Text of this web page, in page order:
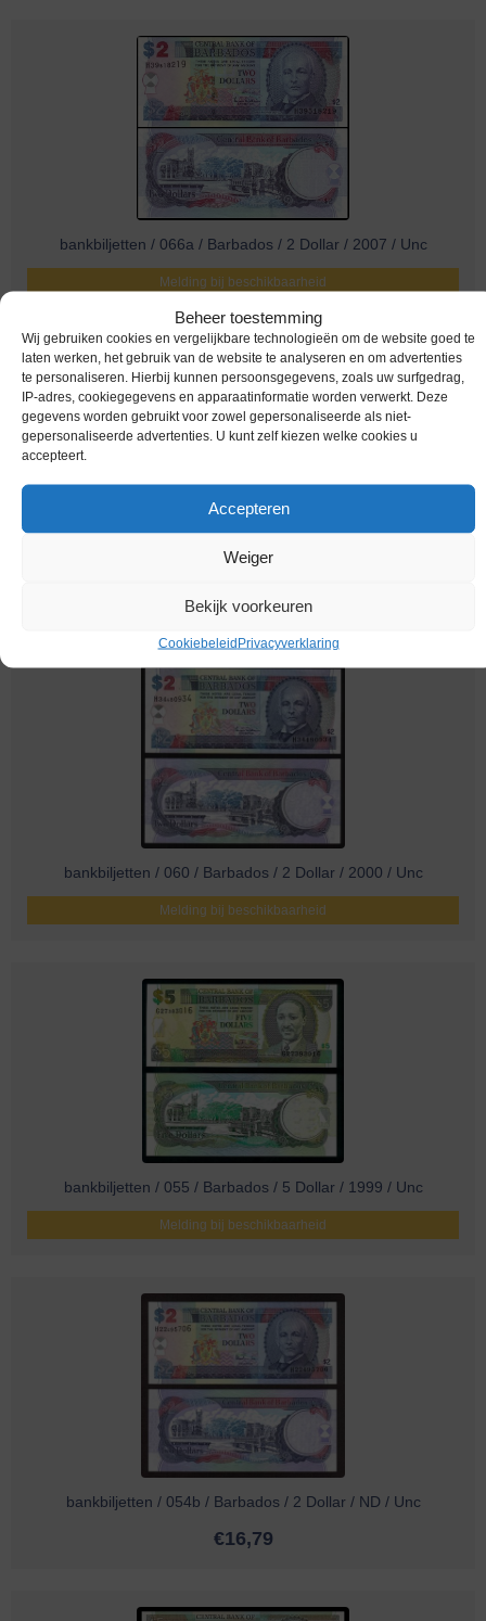
Beheer toestemming
Wij gebruiken cookies en vergelijkbare technologieën om de website goed te
laten werken, het gebruik van de website te analyseren en om advertenties
te personaliseren. Hierbij kunnen persoonsgegevens, zoals uw surfgedrag,
IP-adres, cookiegegevens en apparaatinformatie worden verwerkt. Deze
gegevens worden gebruikt voor zowel gepersonaliseerde als niet-
gepersonaliseerde advertenties. U kunt zelf kiezen welke cookies u
accepteert.
Accepteren
Weiger
Bekijk voorkeuren
CookiebeleidPrivacyverklaring
bankbiljetten / 066a / Barbados / 2 Dollar / 2007 / Unc
Melding bij beschikbaarheid
bankbiljetten / 062 / Barbados / 10 Dollar / ND / Unc
€ 13,98
bankbiljetten / 060 / Barbados / 2 Dollar / 2000 / Unc
Melding bij beschikbaarheid
bankbiljetten / 055 / Barbados / 5 Dollar / 1999 / Unc
Melding bij beschikbaarheid
bankbiljetten / 054b / Barbados / 2 Dollar / ND / Unc
€16,79